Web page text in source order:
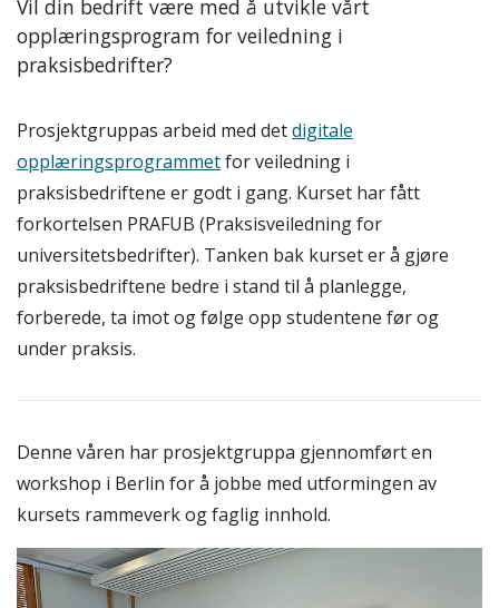
Vil din bedrift være med å utvikle vårt
opplæringsprogram for veiledning i
praksisbedrifter?
Prosjektgruppas arbeid med detdigitale
opplæringsprogrammetfor veiledning i
praksisbedriftene er godt i gang. Kurset har fått
forkortelsen PRAFUB (Praksisveiledning for
universitetsbedrifter). Tanken bak kurset er å gjøre
praksisbedriftene bedre i stand til å planlegge,
forberede, ta imot og følge opp studentene før og
under praksis.
Denne våren har prosjektgruppa gjennomført en
workshop i Berlin for å jobbe med utformingen av
kursets rammeverk og faglig innhold.